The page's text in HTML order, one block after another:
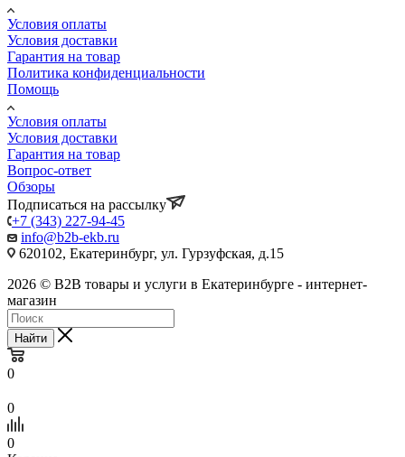
Условия оплаты
Условия доставки
Гарантия на товар
Политика конфиденциальности
Помощь
Условия оплаты
Условия доставки
Гарантия на товар
Вопрос-ответ
Обзоры
Подписаться на рассылку
+7 (343) 227-94-45
info@b2b-ekb.ru
620102, Екатеринбург, ул. Гурзуфская, д.15
2026 © B2B товары и услуги в Екатеринбурге - интернет-
магазин
Найти
0
0
0